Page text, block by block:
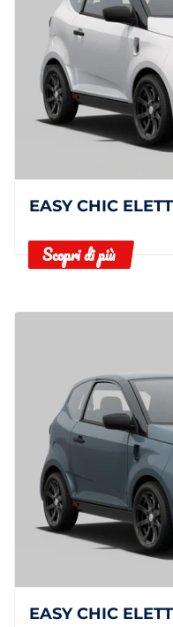
EASY CHIC
Scopri di più
EASY CHIC